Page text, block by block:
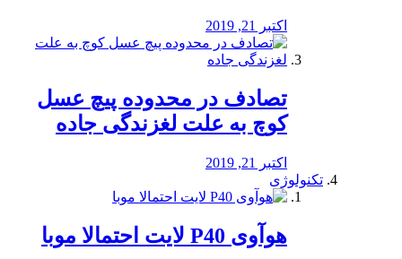
اکتبر 21, 2019
تصادف در محدوده پیچ عسل
کوچ به علت لغزندگی جاده
اکتبر 21, 2019
تکنولوژی
هوآوی P40 لایت احتمالا موبا